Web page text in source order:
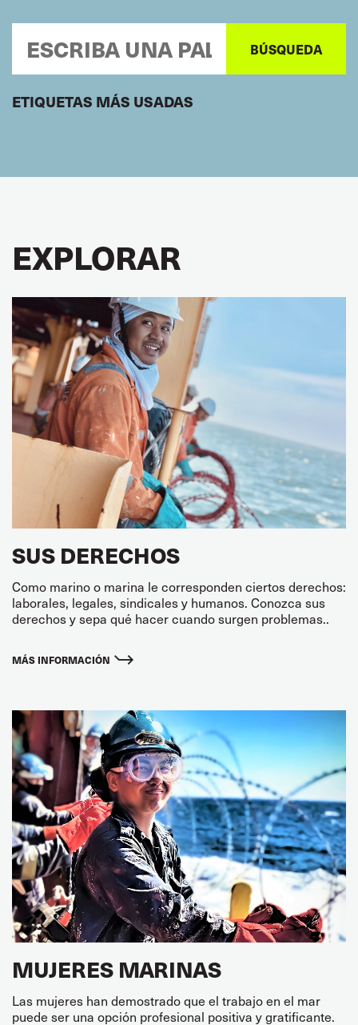
ETIQUETAS MÁS USADAS
EXPLORAR
SUS DERECHOS
Como marino o marina le corresponden ciertos derechos:
laborales, legales, sindicales y humanos. Conozca sus
derechos y sepa qué hacer cuando surgen problemas..
MÁS INFORMACIÓN
MUJERES MARINAS
Las mujeres han demostrado que el trabajo en el mar
puede ser una opción profesional positiva y gratificante.